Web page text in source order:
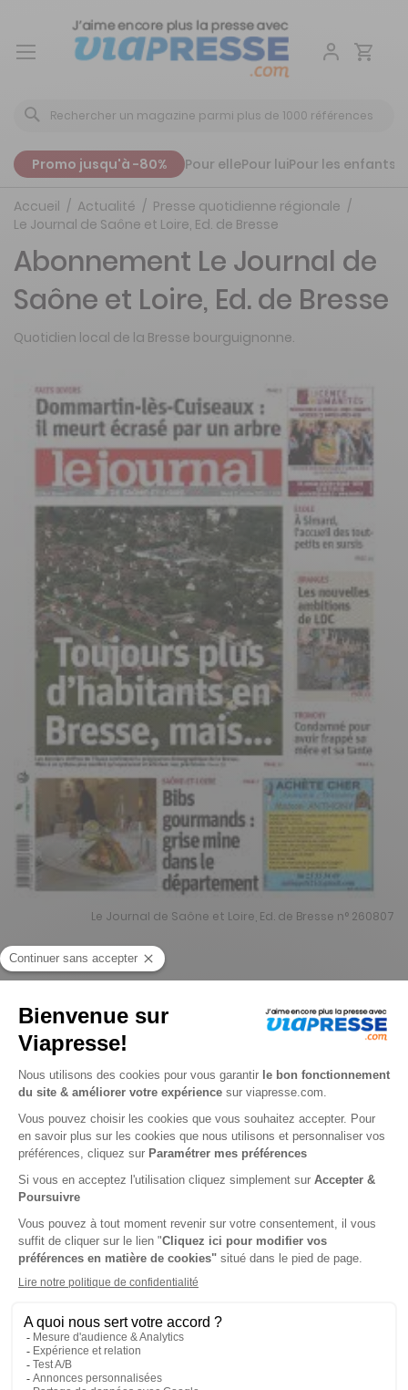
Aller
Promo jusqu'à -80% Pour ellePour luiPour les enfants
Accueil Actualité
Presse quotidienne régionale
Le Journal de Saône et Loire, Ed. de Bresse
Le Journal de Saône et Loire, Ed. de Bresse n° 260807
Abonnement Le Journal de
Saône et Loire, Ed. de Bresse
Quotidien local de la Bresse bourguignonne.
Papier
Je choisis une durée
Abonnement 1 an
364 n° • Papier + Web (offre réservée aux particuliers)
428€32 Tarif Kiosque :503€90
Tarif France métropolitaine
Renouvellement à date d’anniversaire
Présentation du magazine Le Journal de
Saône et Loire, Ed. de Bresse